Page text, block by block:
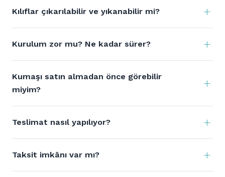
Kılıflar çıkarılabilir ve yıkanabilir mi?
Kurulum zor mu? Ne kadar sürer?
Kumaşı satın almadan önce görebilir
miyim?
Teslimat nasıl yapılıyor?
Taksit imkânı var mı?